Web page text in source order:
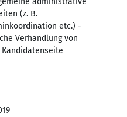
(z. B.
etc.) -
Verhandlung von